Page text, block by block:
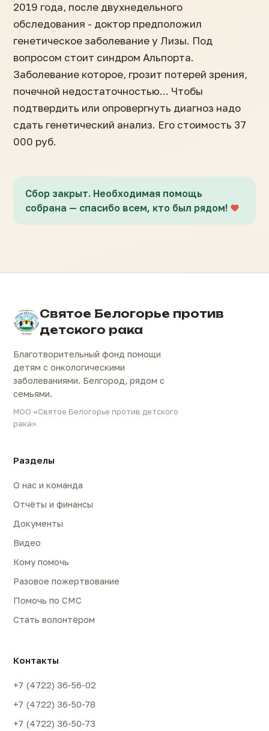
2019 года, после двухнедельного
обследования - доктор предположил
генетическое заболевание у Лизы. Под
вопросом стоит синдром Альпорта.
Заболевание которое, грозит потерей зрения,
почечной недостаточностью... Чтобы
подтвердить или опровергнуть диагноз надо
сдать генетический анализ. Его стоимость 37
000 руб.
Сбор закрыт. Необходимая помощь
собрана — спасибо всем, кто был рядом!
Святое Белогорье против
детского рака
Благотворительный фонд помощи
детям с онкологическими
заболеваниями. Белгород, рядом с
семьями.
МОО «Святое Белогорье против детского
рака»
Разделы
О нас и команда
Отчёты и финансы
Документы
Видео
Кому помочь
Разовое пожертвование
Помочь по СМС
Стать волонтёром
Контакты
+7 (4722) 36-56-02
+7 (4722) 36-50-78
+7 (4722) 36-50-73